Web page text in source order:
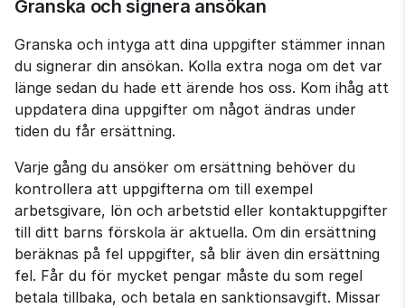
Granska och signera ansökan
Granska och intyga att dina uppgifter stämmer innan
du signerar din ansökan. Kolla extra noga om det var
länge sedan du hade ett ärende hos oss. Kom ihåg att
uppdatera dina uppgifter om något ändras under
tiden du får ersättning.
Varje gång du ansöker om ersättning behöver du
kontrollera att uppgifterna om till exempel
arbetsgivare, lön och arbetstid eller kontaktuppgifter
till ditt barns förskola är aktuella. Om din ersättning
beräknas på fel uppgifter, så blir även din ersättning
fel. Får du för mycket pengar måste du som regel
betala tillbaka, och betala en sanktionsavgift. Missar